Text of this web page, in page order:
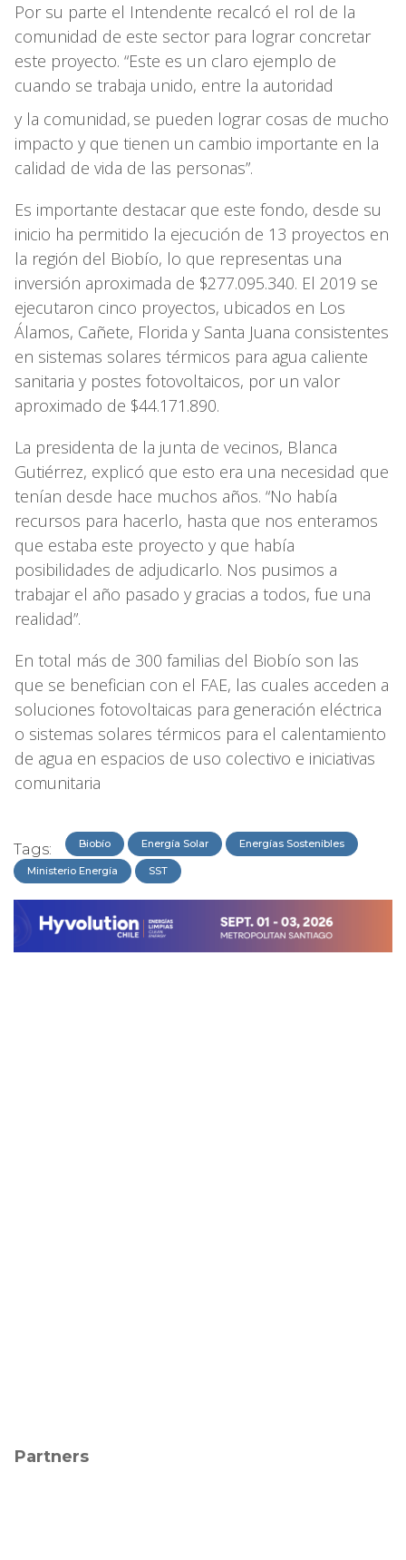
Por su parte el Intendente recalcó el rol de la
comunidad de este sector para lograr concretar
este proyecto. “Este es un claro ejemplo de
cuando se trabaja unido, entre la autoridad
y la comunidad, se pueden lograr cosas de mucho
impacto y que tienen un cambio importante en la
calidad de vida de las personas”.
Es importante destacar que este fondo, desde su
inicio ha permitido la ejecución de 13 proyectos en
la región del Biobío, lo que representas una
inversión aproximada de $277.095.340. El 2019 se
ejecutaron cinco proyectos, ubicados en Los
Álamos, Cañete, Florida y Santa Juana consistentes
en sistemas solares térmicos para agua caliente
sanitaria y postes fotovoltaicos, por un valor
aproximado de $44.171.890.
La presidenta de la junta de vecinos, Blanca
Gutiérrez, explicó que esto era una necesidad que
tenían desde hace muchos años. “No había
recursos para hacerlo, hasta que nos enteramos
que estaba este proyecto y que había
posibilidades de adjudicarlo. Nos pusimos a
trabajar el año pasado y gracias a todos, fue una
realidad”.
En total más de 300 familias del Biobío son las
que se benefician con el FAE, las cuales acceden a
soluciones fotovoltaicas para generación eléctrica
o sistemas solares térmicos para el calentamiento
de agua en espacios de uso colectivo e iniciativas
comunitaria
Tags: Biobío Energía Solar Energías Sostenibles
Ministerio Energía SST
Partners